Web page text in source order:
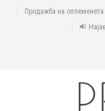
Продажба на